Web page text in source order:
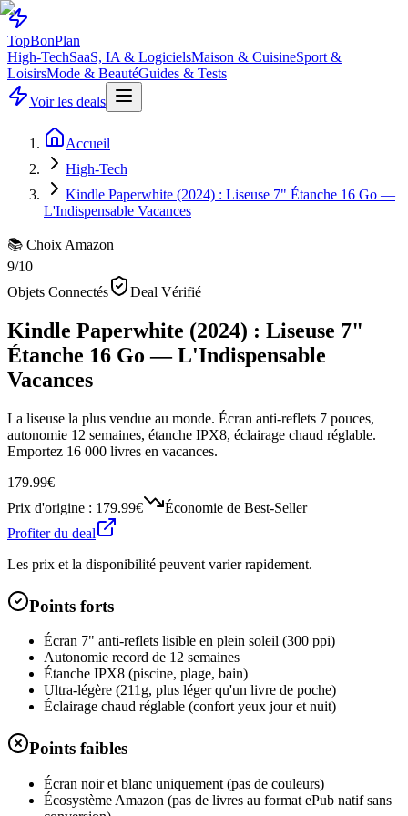
TopBonPlan
High-TechSaaS, IA & LogicielsMaison & CuisineSport &
LoisirsMode & BeautéGuides & Tests
Voir les deals
Accueil
High-Tech
Kindle Paperwhite (2024) : Liseuse 7" Étanche 16 Go —
L'Indispensable Vacances
📚 Choix Amazon
9/10
Objets Connectés
Deal Vérifié
Kindle Paperwhite (2024) : Liseuse 7"
Étanche 16 Go — L'Indispensable
Vacances
La liseuse la plus vendue au monde. Écran anti-reflets 7 pouces,
autonomie 12 semaines, étanche IPX8, éclairage chaud réglable.
Emportez 16 000 livres en vacances.
179.99€
Prix d'origine : 179.99€ Économie de Best-Seller
Profiter du deal
Les prix et la disponibilité peuvent varier rapidement.
Points forts
Écran 7" anti-reflets lisible en plein soleil (300 ppi)
Autonomie record de 12 semaines
Étanche IPX8 (piscine, plage, bain)
Ultra-légère (211g, plus léger qu'un livre de poche)
Éclairage chaud réglable (confort yeux jour et nuit)
Points faibles
Écran noir et blanc uniquement (pas de couleurs)
Écosystème Amazon (pas de livres au format ePub natif sans